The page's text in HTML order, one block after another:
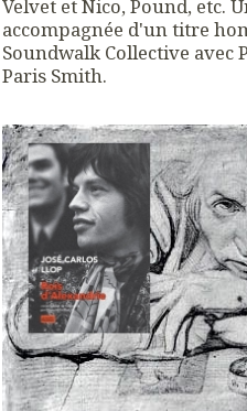
Velvet et Nico, Pound, etc.
accompagnée d'un titre
Soundwalk Collective avec
Paris Smith.